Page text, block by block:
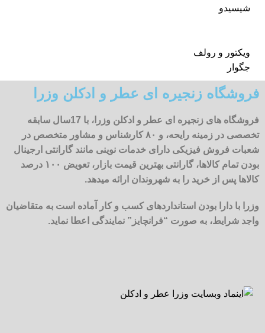
شیسیدو
ویکتور و رولف
جگوار
فروشگاه زنجیره ای عطر و ادکلن وزرا
فروشگاه های زنجیره ای عطر و ادکلن وزرا، با 17سال سابقه
تخصصی در زمینه رایحه، و ۸۰ کارشناس و مشاور متخصص در
شعبات فروش فیزیکی دارای خدمات نوینی مانند گارانتی ارجینال
بودن تمام کالاها، گارانتی بهترین قیمت بازار، تعویض ۱۰۰ درصد
کالاها پس از خرید را به شهروندان ارائه میدهد.
وزرا با دارا بودن استانداردهای کسب و کار آماده است به متقاضیان
واجد شرایط، به صورت “فرانچایز” نمایندگی اعطا نماید.